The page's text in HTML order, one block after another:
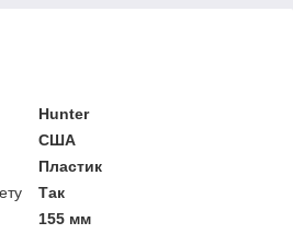
Hunter
США
Пластик
Так
155 мм